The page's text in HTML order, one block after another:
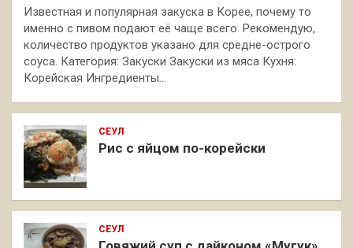
Известная и популярная закуска в Корее, почему то
именно с пивом подают её чаще всего. Рекомендую,
количество продуктов указано для средне-острого
соуса. Категория: Закуски Закуски из мяса Кухня:
Корейская Ингредиенты…
СЕУЛ
Рис с яйцом по-корейски
СЕУЛ